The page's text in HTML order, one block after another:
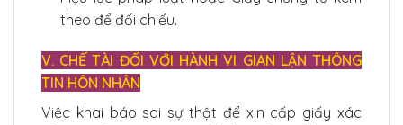
theo để đối chiếu.
V. CHẾ TÀI ĐỐI VỚI HÀNH VI GIAN LẬN THÔNG
TIN HÔN NHÂN
Việc khai báo sai sự thật để xin cấp giấy xác